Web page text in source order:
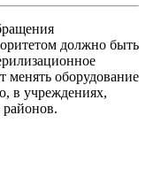
должно быть
менять оборудование
в учреждениях,